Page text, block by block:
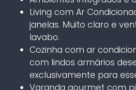
Living com Ar
janelas. Muito claro e
lavabo.
Cozinha com ar
com lindos armários
exclusivamente para
Varanda gourmet com